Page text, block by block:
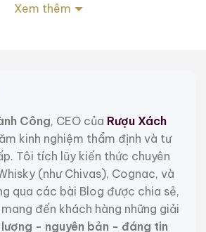
Scotch. Hương vị đậm đà đặc
nó trở thành món ăn đặc biệt dành
Whisky House of Stuart Special
bản đặc biệt theo phong cách
hàng đặt mua trước sẽ được in
hợp làm rượu tặng sinh nhật.
ty TNHH Central Impex
Xem thêm
Công, CEO của Rượu Xách
kinh nghiệm thẩm định và tư
Tôi tích lũy kiến thức chuyên
(như Chivas), Cognac, và
qua các bài Blog được chia sẻ,
đến khách hàng những giải
- nguyên bản - đáng tin